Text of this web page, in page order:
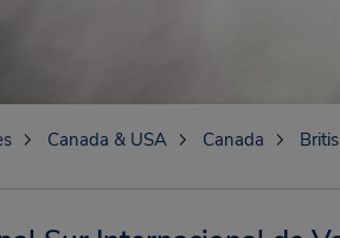
Canada & USA Canada